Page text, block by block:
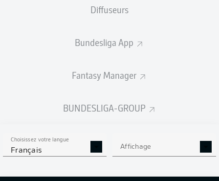
Diffuseurs
Bundesliga App
Fantasy Manager
BUNDESLIGA-GROUP
Choisissez votre langue
Français Affichage
STATS DE LA SAISON
2025/2026
BUTS PENALTIES